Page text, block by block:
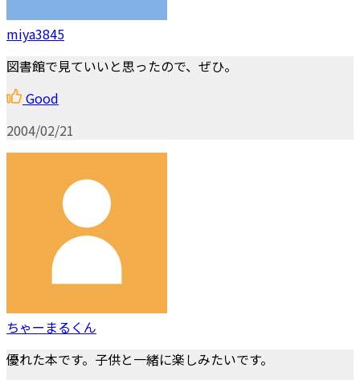
miya3845
図書館で見ていいと思ったので、ぜひ。
Good
2004/02/21
ちゃーまるくん
優れた本です。子供と一緒に楽しみたいです。